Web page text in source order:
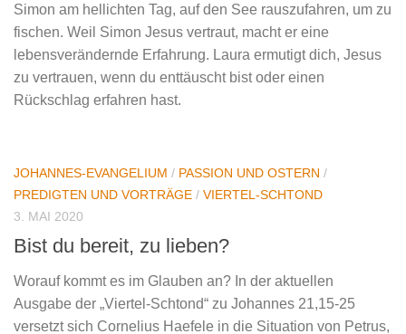
Simon am hellichten Tag, auf den See rauszufahren, um zu
fischen. Weil Simon Jesus vertraut, macht er eine
lebensverändernde Erfahrung. Laura ermutigt dich, Jesus
zu vertrauen, wenn du enttäuscht bist oder einen
Rückschlag erfahren hast.
JOHANNES-EVANGELIUM / PASSION UND OSTERN /
PREDIGTEN UND VORTRÄGE / VIERTEL-SCHTOND
3. MAI 2020
Bist du bereit, zu lieben?
Worauf kommt es im Glauben an? In der aktuellen
Ausgabe der „Viertel-Schtond“ zu Johannes 21,15-25
versetzt sich Cornelius Haefele in die Situation von Petrus,